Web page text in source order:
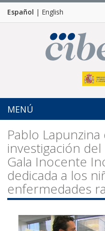
Español | English
MENÚ
Pablo
investigación del
Gala Inocente
dedicada a los
enfermedades